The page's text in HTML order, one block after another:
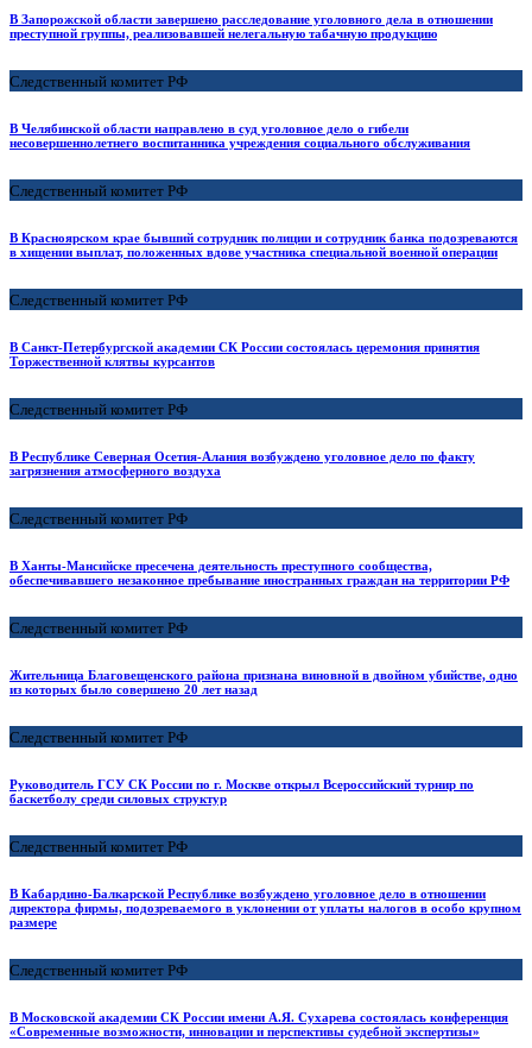
В Запорожской области завершено расследование уголовного дела в отношении
преступной группы, реализовавшей нелегальную табачную продукцию
Следственный комитет РФ
В Челябинской области направлено в суд уголовное дело о гибели
несовершеннолетнего воспитанника учреждения социального обслуживания
Следственный комитет РФ
В Красноярском крае бывший сотрудник полиции и сотрудник банка подозреваются
в хищении выплат, положенных вдове участника специальной военной операции
Следственный комитет РФ
В Санкт-Петербургской академии СК России состоялась церемония принятия
Торжественной клятвы курсантов
Следственный комитет РФ
В Республике Северная Осетия-Алания возбуждено уголовное дело по факту
загрязнения атмосферного воздуха
Следственный комитет РФ
В Ханты-Мансийске пресечена деятельность преступного сообщества,
обеспечивавшего незаконное пребывание иностранных граждан на территории РФ
Следственный комитет РФ
Жительница Благовещенского района признана виновной в двойном убийстве, одно
из которых было совершено 20 лет назад
Следственный комитет РФ
Руководитель ГСУ СК России по г. Москве открыл Всероссийский турнир по
баскетболу среди силовых структур
Следственный комитет РФ
В Кабардино-Балкарской Республике возбуждено уголовное дело в отношении
директора фирмы, подозреваемого в уклонении от уплаты налогов в особо крупном
размере
Следственный комитет РФ
В Московской академии СК России имени А.Я. Сухарева состоялась конференция
«Современные возможности, инновации и перспективы судебной экспертизы»